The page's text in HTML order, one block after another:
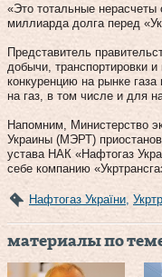
«Это тотальные нерасчеты
миллиарда долга перед
Представитель
добычи, транспортировки
конкуренцию на рынке
на газ, в том числе и для
Напомним, Министерство
Украины (МЭРТ)
устава НАК «Нафтогаз
себе компанию
Нафтогаз України
материалы по